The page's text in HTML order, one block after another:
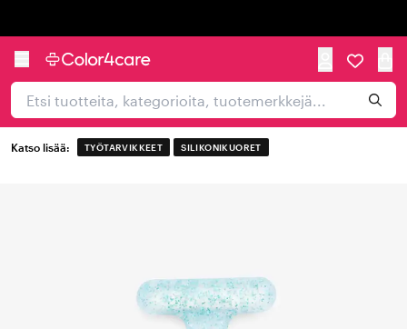
Katso lisää: TYÖTARVIKKEET SILIKONIKUORET